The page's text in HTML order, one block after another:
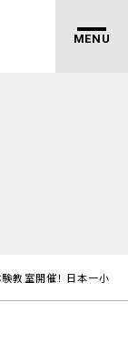
教室開催！ 日本一小さ